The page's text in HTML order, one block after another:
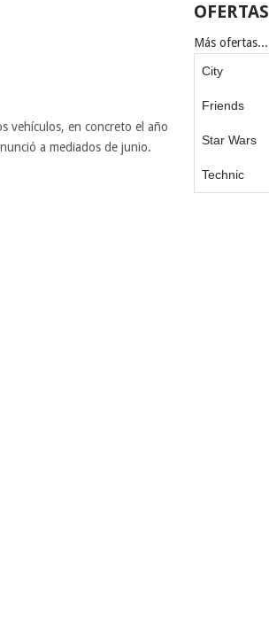
vehículos, en concreto el año
a mediados de junio.
OFERTAS
Más ofertas...
City
Friends
Star Wars
Technic